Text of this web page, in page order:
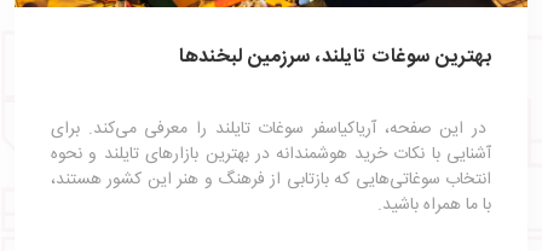
بهترین سوغات تایلند، سرزمین لبخندها
در این صفحه، آریاکیاسفر سوغات تایلند را معرفی می‌کند. برای
آشنایی با نکات خرید هوشمندانه در بهترین بازارهای تایلند و نحوه
انتخاب سوغاتی‌هایی که بازتابی از فرهنگ و هنر این کشور هستند،
با ما همراه باشید.